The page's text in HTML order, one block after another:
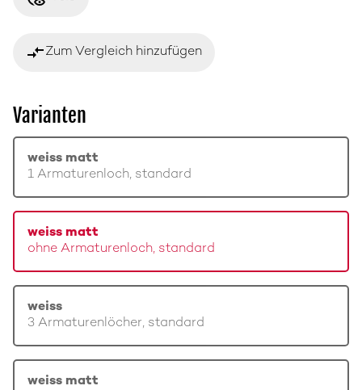
compare_arrowsZum Vergleich hinzufügen
Varianten
weiss matt
1 Armaturenloch, standard
weiss matt
ohne Armaturenloch, standard
weiss
3 Armaturenlöcher, standard
weiss matt